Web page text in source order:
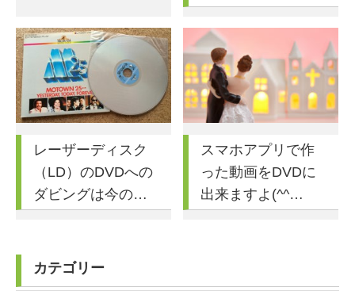
レーザーディスク
（LD）のDVDへの
ダビングは今の…
スマホアプリで作
った動画をDVDに
出来ますよ(^^…
カテゴリー